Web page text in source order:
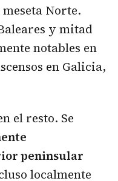
Norte.
y mitad
notables en
en Galicia,
el resto. Se
peninsular
localmente